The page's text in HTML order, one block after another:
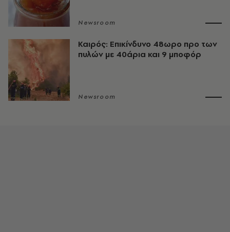
Newsroom
Καιρός: Επικίνδυνο 48ωρο προ των
πυλών με 40άρια και 9 μποφόρ
Newsroom